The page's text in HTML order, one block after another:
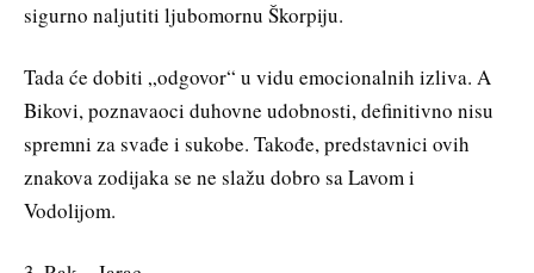
sigurno naljutiti ljubomornu Škorpiju.
Tada će dobiti „odgovor“ u vidu emocionalnih izliva. A
Bikovi, poznavaoci duhovne udobnosti, definitivno nisu
spremni za svađe i sukobe. Takođe, predstavnici ovih
znakova zodijaka se ne slažu dobro sa Lavom i
Vodolijom.